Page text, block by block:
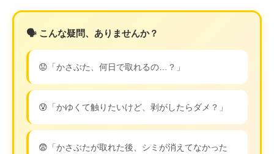
🗣️ こんな疑問、ありませんか？
😟「かさぶた、何日で取れるの…？」
😰「かゆくて触りたいけど、剥がしたらダメ？」
😨「かさぶたが取れた後、シミが消えてなかった